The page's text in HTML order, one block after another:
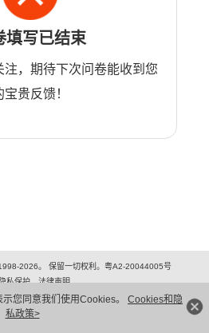
您同意我们使用Cookies。 Cookies和隐
私政策>
填写已结束
注，期待下次问卷能收到您
宝贵反馈！
2026。 保留一切权利。粤A2-20044005号
隐私保护
法律声明